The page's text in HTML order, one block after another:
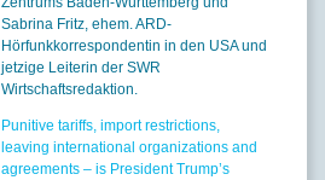
Sabrina Fritz, ehem. ARD-
Hörfunkkorrespondentin in den USA und
jetzige Leiterin der SWR
Wirtschaftsredaktion.
Punitive tariffs, import restrictions,
leaving international organizations and
agreements – is President Trump’s